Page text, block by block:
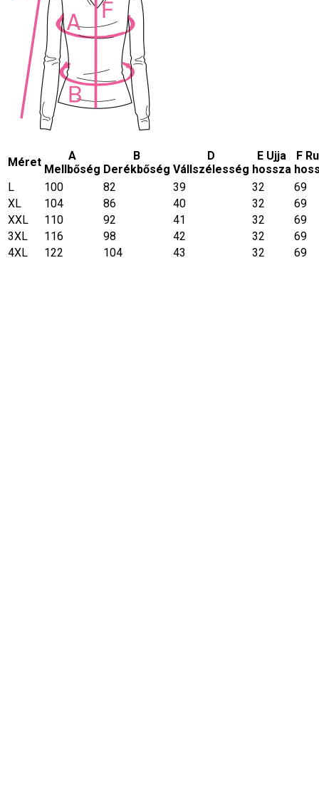
Méret
A
Mellbőség
B
Derékbőség
D
Vállszélesség
E Ujja
hossza
F
L
100 82 39 32
69
XL
104 86 40 32
69
XXL
110 92 41 32
69
3XL
116 98 42 32
69
4XL
122 104 43 32 69